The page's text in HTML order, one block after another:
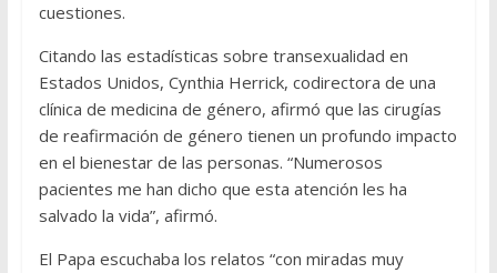
cuestiones.
Citando las estadísticas sobre transexualidad en
Estados Unidos, Cynthia Herrick, codirectora de una
clínica de medicina de género, afirmó que las cirugías
de reafirmación de género tienen un profundo impacto
en el bienestar de las personas. “Numerosos
pacientes me han dicho que esta atención les ha
salvado la vida”, afirmó.
El Papa escuchaba los relatos “con miradas muy